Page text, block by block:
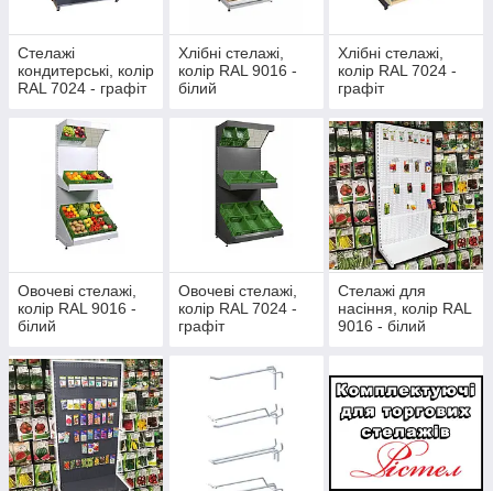
Стелажі
кондитерські, колір
RAL 7024 - графіт
Хлібні стелажі,
колір RAL 9016 -
білий
Хлібні стелажі,
колір RAL 7024 -
графіт
Овочеві стелажі,
колір RAL 9016 -
білий
Овочеві стелажі,
колір RAL 7024 -
графіт
Стелажі для
насіння, колір RAL
9016 - білий